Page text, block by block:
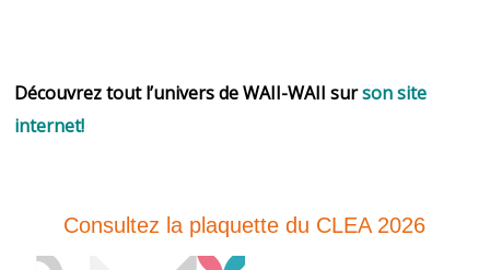
Découvrez tout l’univers de WAII-WAII surson site
internet!
Consultez la plaquette du CLEA 2026